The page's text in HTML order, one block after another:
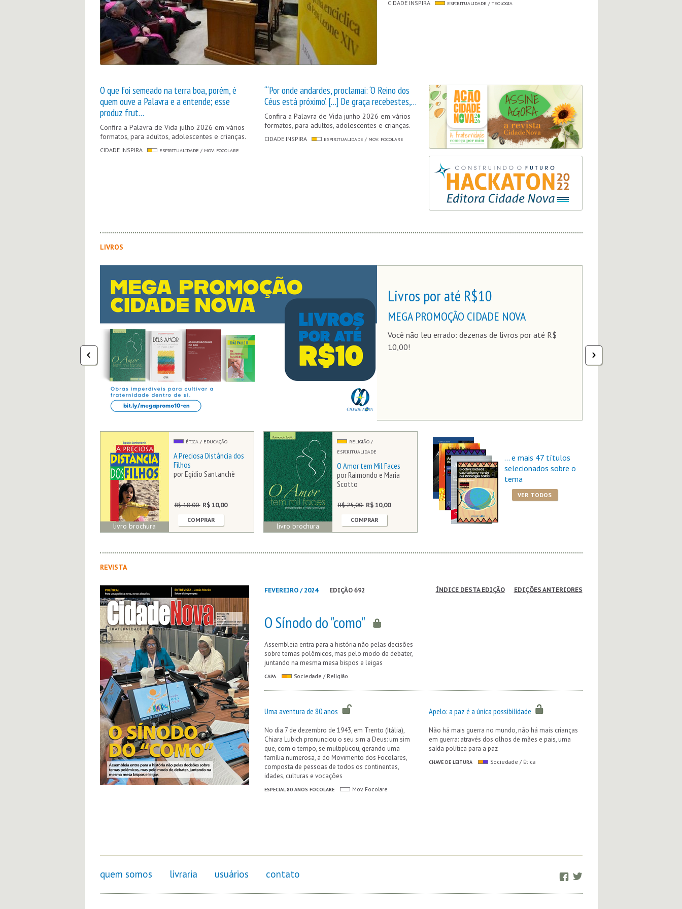
CIDADE INSPIRA ESPIRITUALIDADE / TEOLOGIA
O que foi semeado na terra boa, porém, é
quem ouve a Palavra e a entende; esse
produz frut…
Confira a Palavra de Vida julho 2026 em vários
formatos, para adultos, adolescentes e crianças.
CIDADE INSPIRA ESPIRITUALIDADE / MOV. FOCOLARE
“‘Por onde andardes, proclamai: ‘O Reino dos
Céus está próximo’. […] De graça recebestes,…
Confira a Palavra de Vida junho 2026 em vários
formatos, para adultos, adolescentes e crianças.
CIDADE INSPIRA ESPIRITUALIDADE / MOV. FOCOLARE
LIVROS
Livros por até R$10
MEGA PROMOÇÃO CIDADE NOVA
Você não leu errado: dezenas de livros por até R$
10,00!
livro brochura
ÉTICA / EDUCAÇÃO
A Preciosa Distância dos
Filhos
por Egídio Santanchè
R$ 18,00 R$ 10,00
COMPRAR
livro brochura
RELIGIÃO /
ESPIRITUALIDADE
O Amor tem Mil Faces
por Raimondo e Maria
Scotto
R$ 25,00 R$ 10,00
COMPRAR
... e mais 47 títulos
selecionados sobre o
tema
VER TODOS
REVISTA
FEVEREIRO / 2024 EDIÇÃO 692 ÍNDICE DESTA EDIÇÃO EDIÇÕES ANTERIORES
O Sínodo do "como"
Assembleia entra para a história não pelas decisões
sobre temas polêmicos, mas pelo modo de debater,
juntando na mesma mesa bispos e leigas
CAPA Sociedade / Religião
Uma aventura de 80 anos
No dia 7 de dezembro de 1943, em Trento (Itália),
Chiara Lubich pronunciou o seu sim a Deus: um sim
que, com o tempo, se multiplicou, gerando uma
família numerosa, a do Movimento dos Focolares,
composta de pessoas de todos os continentes,
idades, culturas e vocações
ESPECIAL 80 ANOS FOCOLARE Mov. Focolare
Apelo: a paz é a única possibilidade
Não há mais guerra no mundo, não há mais crianças
em guerra: através dos olhos de mães e pais, uma
saída política para a paz
CHAVE DE LEITURA Sociedade / Ética
quem somos livraria usuários contato Facebook
Twitter